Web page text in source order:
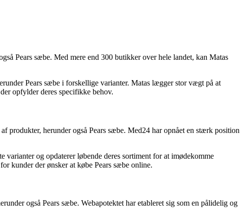
Pears sæbe. Med mere end 300 butikker over hele landet, kan Matas
Pears sæbe i forskellige varianter. Matas lægger stor vægt på at
opfylder deres specifikke behov.
produkter, herunder også Pears sæbe. Med24 har opnået en stærk position
og opdaterer løbende deres sortiment for at imødekomme
kunder der ønsker at købe Pears sæbe online.
også Pears sæbe. Webapotektet har etableret sig som en pålidelig og